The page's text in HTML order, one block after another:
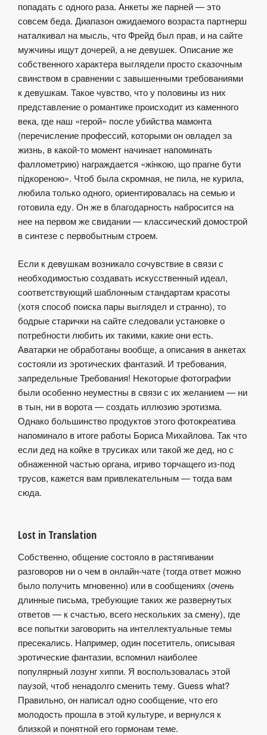
попадать с одного раза. Анкеты же парней — это
совсем беда. Диапазон ожидаемого возраста партнерш
наталкивал на мысль, что Фрейд был прав, и на сайте
мужчины ищут дочерей, а не девушек. Описание же
собственного характера выглядели просто сказочным
свинством в сравнении с завышенными требованиями
к девушкам. Такое чувство, что у половины из них
представление о романтике происходит из каменного
века, где наш «герой» после убийства мамонта
(перечисление профессий, которыми он овладел за
жизнь, в какой-то момент начинает напоминать
фаллометрию) награждается «жiнкою, що прагне бути
пiдкореною». Чтоб была скромная, не пила, не курила,
любила только одного, ориентировалась на семью и
готовила еду. Он же в благодарность набросится на
нее на первом же свидании — классический домострой
в синтезе с первобытным строем.
Если к девушкам возникало сочувствие в связи с
необходимостью создавать искусственный идеал,
соответствующий шаблонным стандартам красоты
(хотя способ поиска пары выглядел и странно), то
бодрые старички на сайте следовали установке о
потребности любить их такими, какие они есть.
Аватарки не обработаны вообще, а описания в анкетах
состояли из эротических фантазий. И требования,
запредельные Требования! Некоторые фотографии
были особенно неуместны в связи с их желанием — ни
в тын, ни в ворота — создать иллюзию эротизма.
Однако большинство продуктов этого фотокреатива
напоминало в итоге работы Бориса Михайлова. Так что
если дед на койке в трусиках или такой же дед, но с
обнаженной частью органа, игриво торчащего из-под
трусов, кажется вам привлекательным — тогда вам
сюда.
Lost in Translation
Собственно, общение состояло в растягивании
разговоров ни о чем в онлайн-чате (тогда ответ можно
было получить мгновенно) или в сообщениях (очень
длинные письма, требующие таких же развернутых
ответов — к счастью, всего нескольких за смену), где
все попытки заговорить на интеллектуальные темы
пресекались. Например, один посетитель, описывая
эротические фантазии, вспомнил наиболее
популярный лозунг хиппи. Я воспользовалась этой
паузой, чтоб ненадолго сменить тему. Guess what?
Правильно, он написал одно сообщение, что его
молодость прошла в этой культуре, и вернулся к
близкой и понятной его гормонам теме.